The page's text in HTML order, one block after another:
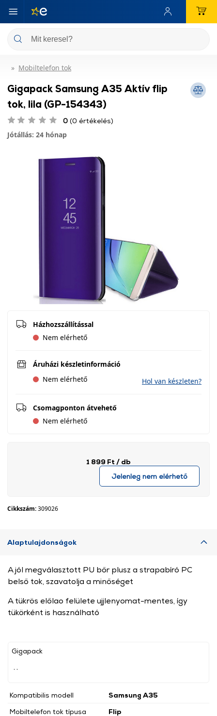
Mobiltelefon tok
Gigapack Samsung A35 Aktív flip
tok, lila (GP-154343)
0 (0 értékelés)
Jótállás: 24 hónap
Házhozszállítással
Nem elérhető
Áruházi készletinformáció
Nem elérhető
Hol van készleten?
Csomagponton átvehető
Nem elérhető
1 899 Ft / db
Jelenleg nem elérhető
Cikkszám:309026
Alaptulajdonságok
Gigapack
Kompatibilis modell
Samsung A35
Mobiltelefon tok típusa
Flip
A jól megválasztott PU bőr plusz a strapabíró PC
belső tok, szavatolja a minőséget
A tükrös előlao felülete ujjlenyomat-mentes, így
tükörként is használható